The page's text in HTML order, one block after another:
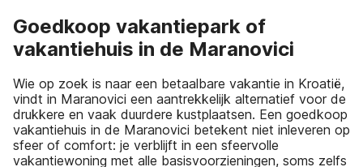
Goedkoop vakantiepark of
vakantiehuis in de Maranovici
Wie op zoek is naar een betaalbare vakantie in Kroatië,
vindt in Maranovici een aantrekkelijk alternatief voor de
drukkere en vaak duurdere kustplaatsen. Een goedkoop
vakantiehuis in de Maranovici betekent niet inleveren op
sfeer of comfort: je verblijft in een sfeervolle
vakantiewoning met alle basisvoorzieningen, soms zelfs